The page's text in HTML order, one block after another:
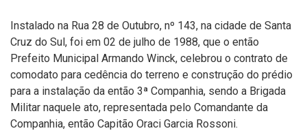
Instalado na Rua 28 de Outubro, nº 143, na cidade de Santa
Cruz do Sul, foi em 02 de julho de 1988, que o então
Prefeito Municipal Armando Winck, celebrou o contrato de
comodato para cedência do terreno e construção do prédio
para a instalação da então 3ª Companhia, sendo a Brigada
Militar naquele ato, representada pelo Comandante da
Companhia, então Capitão Oraci Garcia Rossoni.